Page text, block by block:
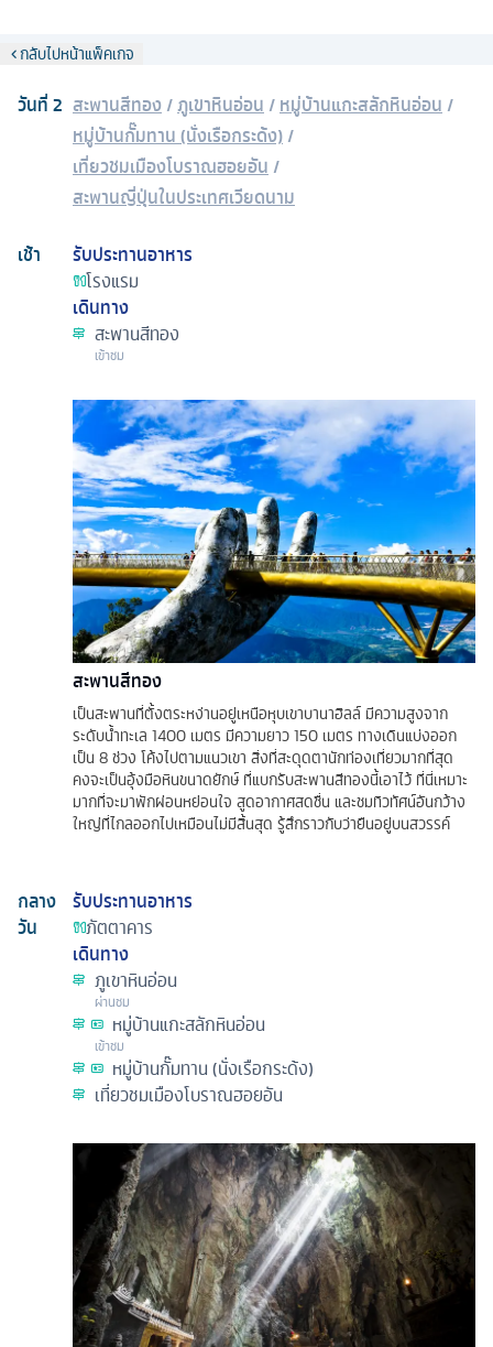
กลับไปหน้าแพ็คเกจ
วันที่2 สะพานสีทอง/ภูเขาหินอ่อน /หมู่บ้านแกะสลักหินอ่อน /
หมู่บ้านกั๊มทาน (นั่งเรือกระด้ง)/
เที่ยวชมเมืองโบราณฮอยอัน /
สะพานญี่ปุ่นในประเทศเวียดนาม
เช้า
รับประทานอาหาร
โรงแรม
เดินทาง
สะพานสีทอง
เข้าชม
สะพานสีทอง
เป็นสะพานที่ตั้งตระหง่านอยู่เหนือหุบเขาบานาฮิลล์ มีความสูงจาก
ระดับน้ำทะเล 1400 เมตร มีความยาว 150 เมตร ทางเดินแบ่งออก
เป็น 8 ช่วง โค้งไปตามแนวเขา สิ่งที่สะดุดตานักท่องเที่ยวมากที่สุด
คงจะเป็นอุ้งมือหินขนาดยักษ์ ที่แบกรับสะพานสีทองนี้เอาไว้ ที่นี่เหมาะ
มากที่จะมาพักผ่อนหย่อนใจ สูดอากาศสดชื่น และชมทิวทัศน์อันกว้าง
ใหญ่ที่ไกลออกไปเหมือนไม่มีสิ้นสุด รู้สึกราวกับว่ายืนอยู่บนสวรรค์
กลาง
วัน
รับประทานอาหาร
ภัตตาคาร
เดินทาง
ภูเขาหินอ่อน
ผ่านชม
หมู่บ้านแกะสลักหินอ่อน
เข้าชม
หมู่บ้านกั๊มทาน (นั่งเรือกระด้ง)
เที่ยวชมเมืองโบราณฮอยอัน